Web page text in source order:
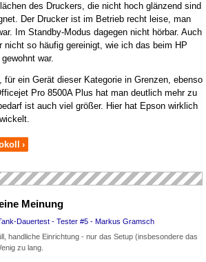
des Druckers, die nicht hoch glänzend sind
Der Drucker ist im Betrieb recht leise, man
Im Standby-Modus dagegen nicht hörbar. Auch
nicht so häufig gereinigt, wie ich das beim HP
war.
für ein Gerät dieser Kategorie in Grenzen, ebenso
Pro 8500A Plus hat man deutlich mehr zu
ist auch viel größer. Hier hat Epson wirklich
›
Meinung
handliche Einrichtung - nur das Setup (insbesondere das
zu lang.